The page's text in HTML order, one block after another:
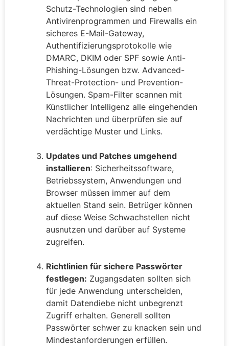
Schutz-Technologien sind neben
Antivirenprogrammen und Firewalls ein
sicheres E-Mail-Gateway,
Authentifizierungsprotokolle wie
DMARC, DKIM oder SPF sowie Anti-
Phishing-Lösungen bzw. Advanced-
Threat-Protection- und Prevention-
Lösungen. Spam-Filter scannen mit
Künstlicher Intelligenz alle eingehenden
Nachrichten und überprüfen sie auf
verdächtige Muster und Links.
Updates und Patches umgehend
installieren: Sicherheitssoftware,
Betriebssystem, Anwendungen und
Browser müssen immer auf dem
aktuellen Stand sein. Betrüger können
auf diese Weise Schwachstellen nicht
ausnutzen und darüber auf Systeme
zugreifen.
Richtlinien für sichere Passwörter
festlegen: Zugangsdaten sollten sich
für jede Anwendung unterscheiden,
damit Datendiebe nicht unbegrenzt
Zugriff erhalten. Generell sollten
Passwörter schwer zu knacken sein und
Mindestanforderungen erfüllen.